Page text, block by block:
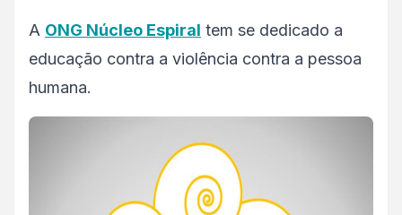
A ONG Núcleo Espiral tem se dedicado a
educação contra a violência contra a pessoa
humana.